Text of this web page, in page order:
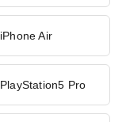
iPhone Air
PlayStation5 Pro